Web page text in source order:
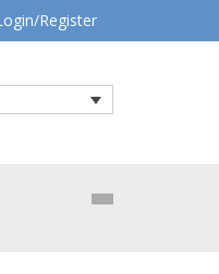
Register